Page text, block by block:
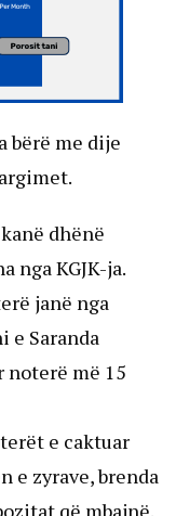
bërë me dije
dhënë
nga KGJK-ja.
janë nga
e Saranda
noterë më 15
e caktuar
e zyrave, brenda
që mbajnë.